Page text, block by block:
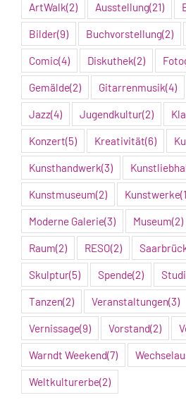
ArtWalk(2) Ausstellung(21)
Bilder(9) Buchvorstellung(2)
Comic(4) Diskuthek(2)
Gemälde(2) Gitarrenmusik(4)
Jazz(4) Jugendkultur(2)
Konzert(5) Kreativität(6)
Kunsthandwerk(3)
Kunstmuseum(2) Kunstwerke
Moderne Galerie(3) Museum(2)
Raum(2) RESO(2)
Skulptur(5) Spende(2)
Tanzen(2) Veranstaltungen(3)
Vernissage(9) Vorstand(2)
Warndt Weekend(7)
Weltkulturerbe(2)